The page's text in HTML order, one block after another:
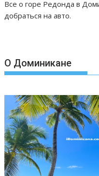
Все о горе Редонда в
добраться на авто.
О Доминикане